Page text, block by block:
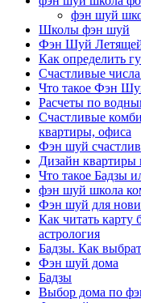
фэн шуй
Школы фэн шуй
Фэн Шуй
Как определить
Счастливые
Что такое Фэн
Расчеты по
Счастливые
квартиры, офиса
Фэн шуй
Дизайн
Что такое Бадзы
фэн шуй школа
Фэн шуй для
Как читать карту
астрология
Бадзы. Как
Фэн шуй дома
Бадзы
Выбор дома по